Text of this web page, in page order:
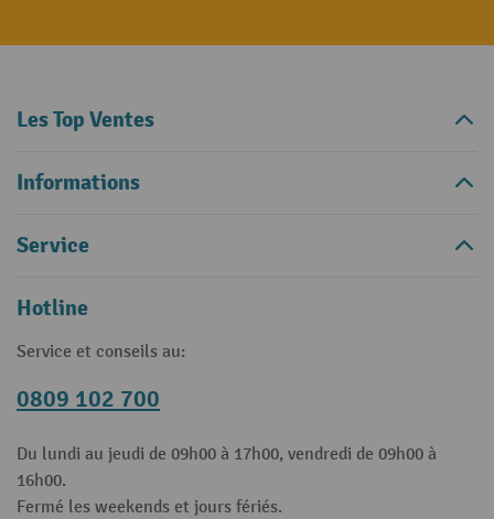
Les Top Ventes
Informations
Service
Hotline
Service et conseils au:
0809 102 700
Du lundi au jeudi de 09h00 à 17h00, vendredi de 09h00 à
16h00.
Fermé les weekends et jours fériés.